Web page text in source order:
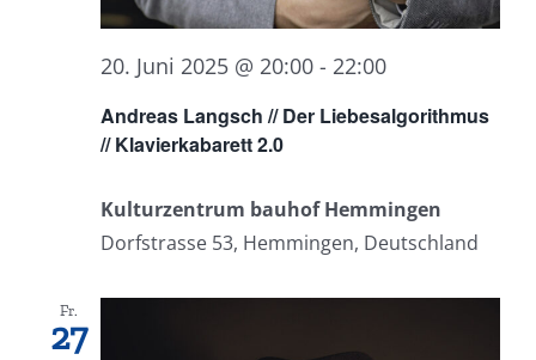
Andreas Langsch // Der Liebesalgorithmus
// Klavierkabarett 2.0
20. Juni 2025 @ 20:00 - 22:00
Kulturzentrum bauhof Hemmingen
Dorfstrasse 53, Hemmingen, Deutschland
Fr.
27